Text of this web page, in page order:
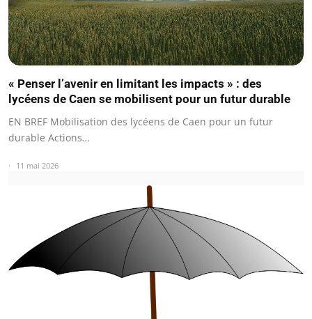
« Penser l’avenir en limitant les impacts » : des
lycéens de Caen se mobilisent pour un futur durable
EN BREF Mobilisation des lycéens de Caen pour un futur
durable Actions…
11 mai 2026